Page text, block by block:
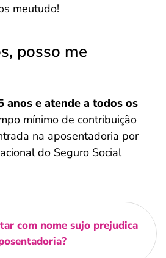
meutudo!
posso me
anos e atende a todos os
mínimo de contribuição
na aposentadoria por
do Seguro Social
com nome sujo prejudica